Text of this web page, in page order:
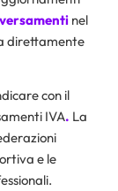
nel
direttamente
con il
IVA. La
e le